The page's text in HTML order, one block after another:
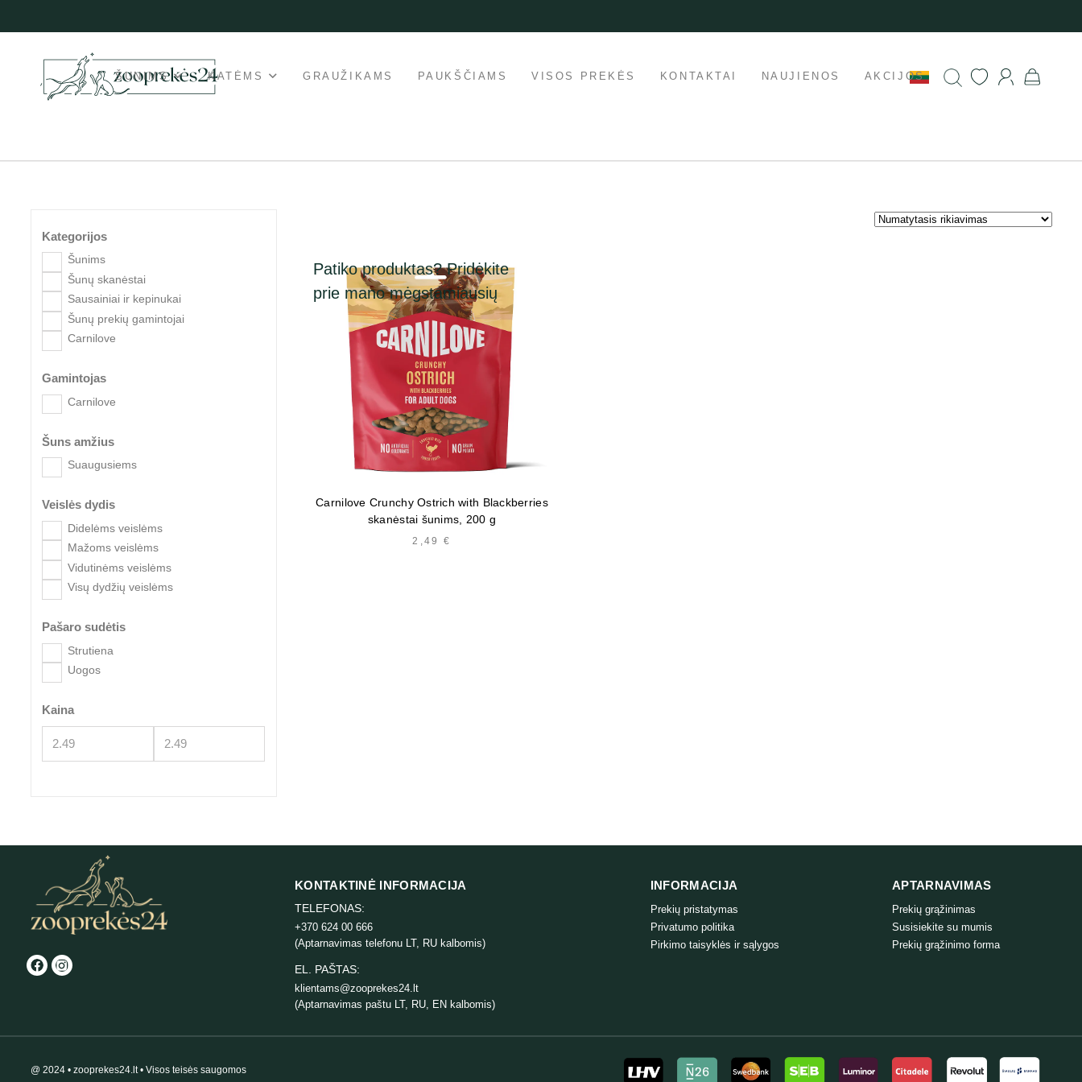
ŠUNIMS KATĖMS GRAUŽIKAMS PAUKŠČIAMS VISOS PREKĖS KONTAKTAI NAUJIENOS AKCIJOS
Kategorijos
Šunims
Šunų skanėstai
Sausainiai ir kepinukai
Šunų prekių gamintojai
Carnilove
Gamintojas
Carnilove
Šuns amžius
Suaugusiems
Veislės dydis
Didelėms veislėms
Mažoms veislėms
Vidutinėms veislėms
Visų dydžių veislėms
Pašaro sudėtis
Strutiena
Uogos
Kaina
Patiko produktas? Pridėkite
prie mano mėgstamiausių
Carnilove Crunchy Ostrich with Blackberries
skanėstai šunims, 200 g
2,49€
KONTAKTINĖ INFORMACIJA
TELEFONAS:
+370 624 00 666
(Aptarnavimas telefonu LT, RU kalbomis)
EL. PAŠTAS:
klientams@zooprekes24.lt
(Aptarnavimas paštu LT, RU, EN kalbomis)
INFORMACIJA
Prekių pristatymas
Privatumo politika
Pirkimo taisyklės ir sąlygos
APTARNAVIMAS
Prekių grąžinimas
Susisiekite su mumis
Prekių grąžinimo forma
@ 2024 • zooprekes24.lt • Visos teisės saugomos